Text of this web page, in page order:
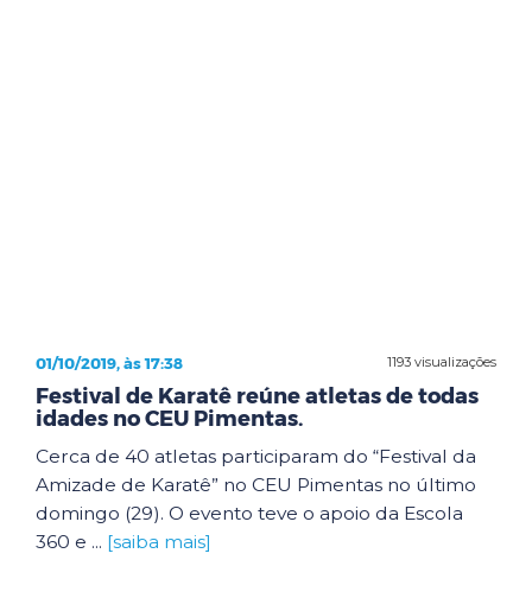
1193 visualizações
01/10/2019, às 17:38
Festival de Karatê reúne atletas de todas
idades no CEU Pimentas.
Cerca de 40 atletas participaram do “Festival da
Amizade de Karatê” no CEU Pimentas no último
domingo (29). O evento teve o apoio da Escola
360 e ... [saiba mais]